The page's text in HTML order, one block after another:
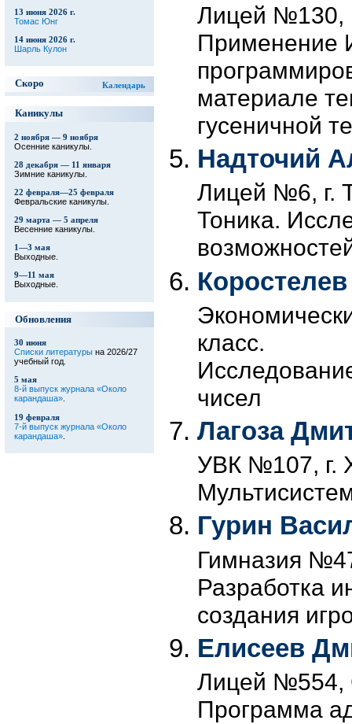
13 июня 2026 г.
Томас Юнг
14 июня 2026 г.
Шарль Кулон
Скоро Календарь
Каникулы
2 ноября — 9 ноября
Осенние каникулы.
28 декабря — 11 января
Зимние каникулы.
22 февраля—25 февраля
Февральские каникулы.
29 марта — 5 апреля
Весенние каникулы.
1—3 мая
Выходные.
9—11 мая
Выходные.
Обновления
30 июня
Списки литературына 2026/27
учебный год.
5 мая
8-й выпуск журнала «Около
карандаша».
19 февраля
7-й выпуск журнала «Около
карандаша».
Лицей №130,
Применение
материале
гусеничной
Надточий
Лицей №6, г.
Тоника.
класс.
чисел
Лагоза
УВК №107, г.
Гурин
Гимназия
Разработка
создания
Елисеев
Лицей №554,
Программа